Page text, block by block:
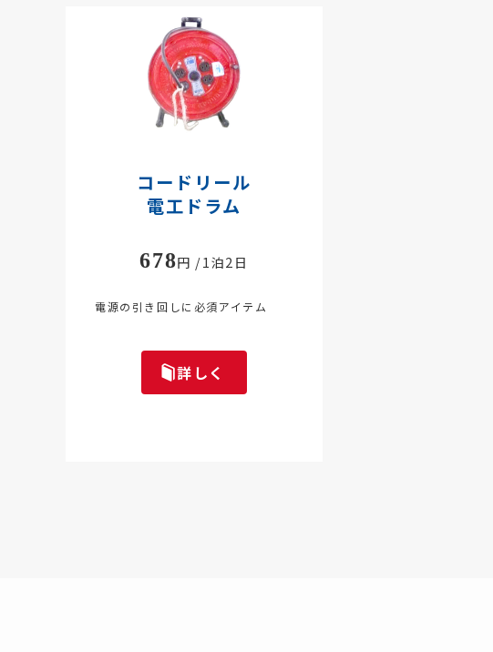
コードリール
電工ドラム
678円 /1泊2日
電源の引き回しに必須アイテム
詳しく